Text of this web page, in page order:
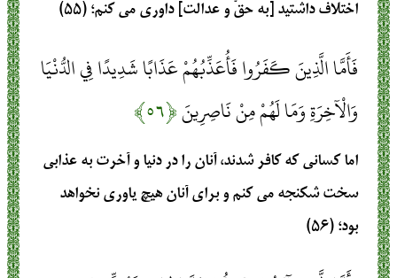
اختلاف داشتید [به حقّ و عدالت] داوری می کنم؛ (۵۵)
فَأَمَّا الَّذِينَ كَفَرُوا فَأُعَذِّبُهُمْ عَذَابًا شَدِيدًا فِي الدُّنْيَا
وَالْآخِرَةِ وَمَا لَهُمْ مِنْ نَاصِرِينَ﴿۵۶﴾
اما کسانی که کافر شدند، آنان را در دنیا و آخرت به عذابی
سخت شکنجه می کنم و برای آنان هیچ یاوری نخواهد
بود؛ (۵۶)